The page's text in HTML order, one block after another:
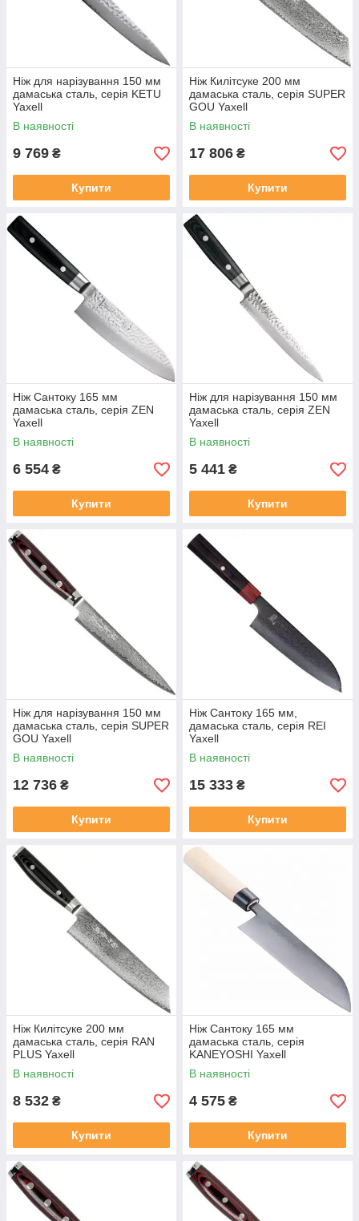
Ніж для нарізування 150 мм
дамаська сталь, серія KETU
Yaxell
В наявності
9 769 ₴
Купити
Ніж Килітсуке 200 мм
дамаська сталь, серія SUPER
GOU Yaxell
В наявності
17 806 ₴
Купити
Ніж Сантоку 165 мм
дамаська сталь, серія ZEN
Yaxell
В наявності
6 554 ₴
Купити
Ніж для нарізування 150 мм
дамаська сталь, серія ZEN
Yaxell
В наявності
5 441 ₴
Купити
Ніж для нарізування 150 мм
дамаська сталь, серія SUPER
GOU Yaxell
В наявності
12 736 ₴
Купити
Ніж Сантоку 165 мм,
дамаська сталь, серія REI
Yaxell
В наявності
15 333 ₴
Купити
Ніж Килітсуке 200 мм
дамаська сталь, серія RAN
PLUS Yaxell
В наявності
8 532 ₴
Купити
Ніж Сантоку 165 мм
дамаська сталь, серія
KANEYOSHI Yaxell
В наявності
4 575 ₴
Купити